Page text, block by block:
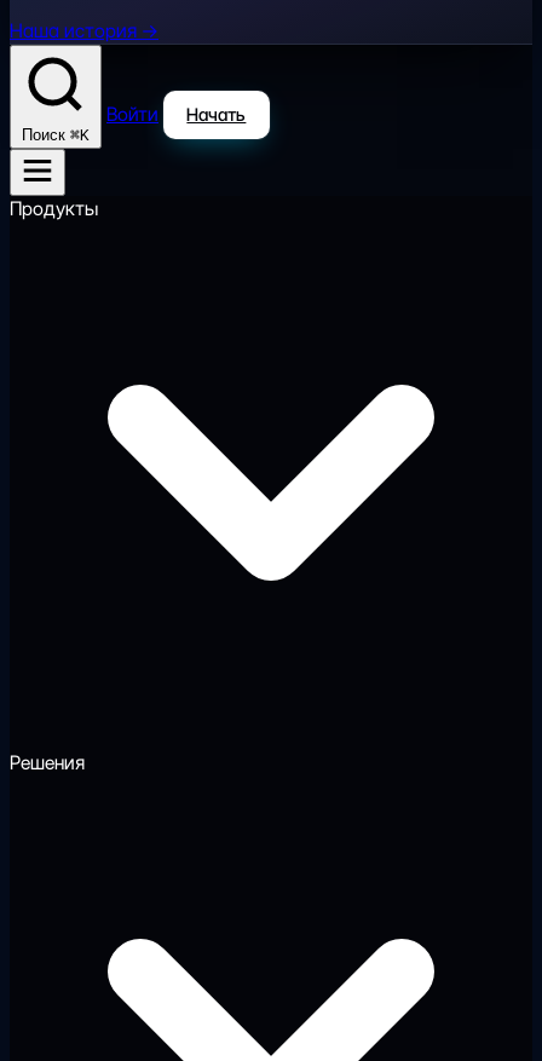
Наша история →
Поиск ⌘K
Войти Начать
Продукты
Решения